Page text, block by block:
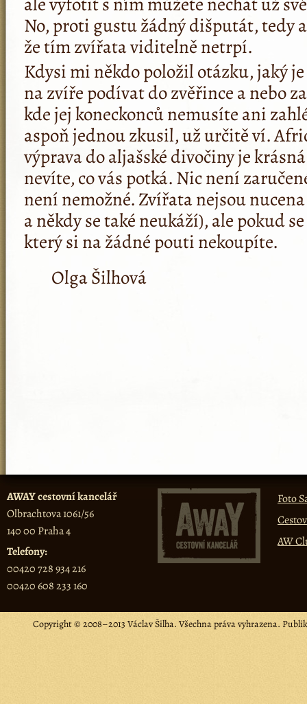
No, proti gustu žádný dišputát, tedy
že tím zvířata viditelně netrpí.
Kdysi mi někdo položil otázku, jaký
na zvíře podívat do zvěřince a nebo
kde jej koneckonců nemusíte ani
aspoň jednou zkusil, už určitě ví.
výprava do aljašské divočiny je
nevíte, co vás potká. Nic není
není nemožné. Zvířata nejsou
a někdy se také neukáží), ale pokud
který si na žádné pouti nekoupíte.
Olga Šilhová
AWAY cestovní kancelář
Olbrachtova 1061/56
140 00 Praha 4
Telefony:
00420 728 934 216
00420 608 233 160
Foto
AW
Copyright © 2008–2013 Václav Šilha. Všechna práva vyhrazena.